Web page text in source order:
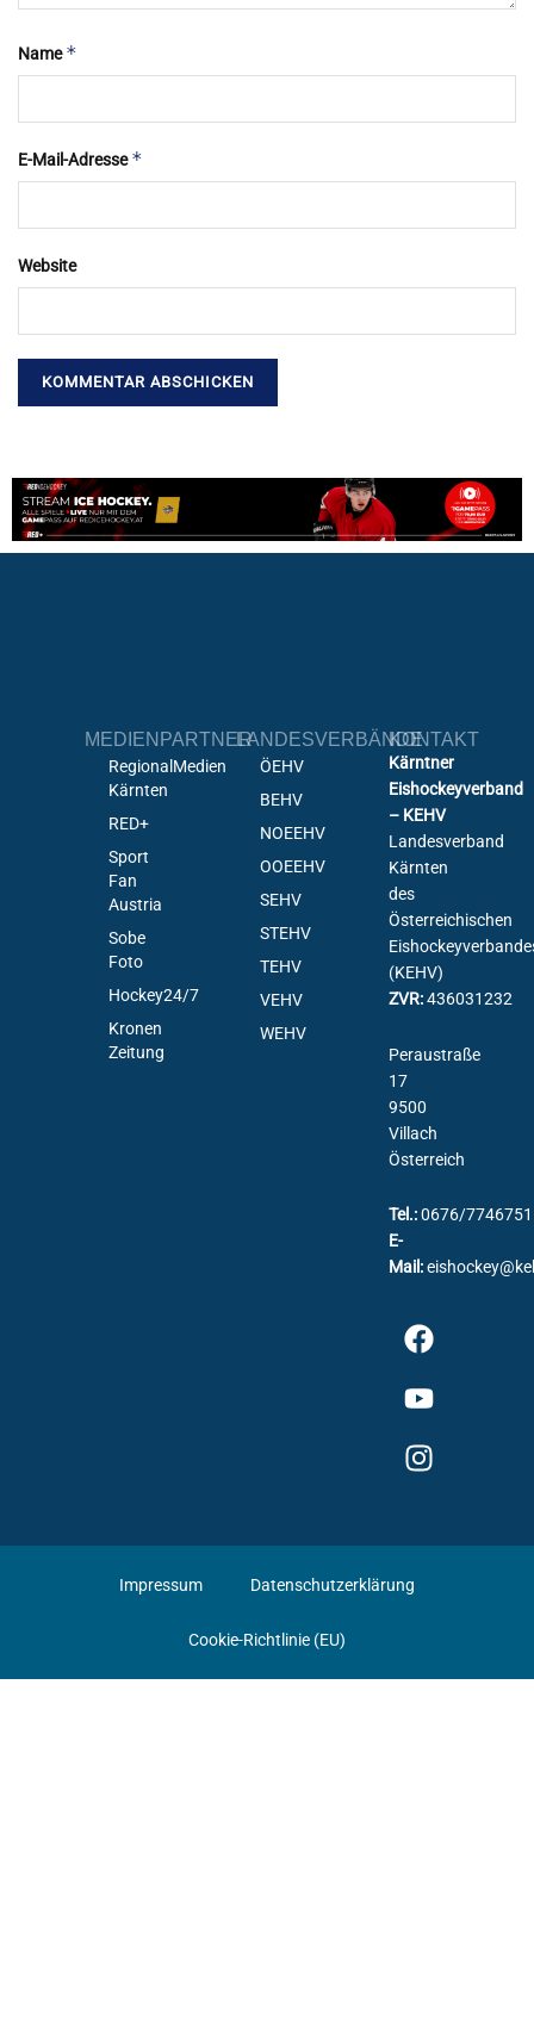
Name*
E-Mail-Adresse*
Website
MEDIENPARTNER
RegionalMedien
Kärnten
RED+
Sport
Fan
Austria
Sobe
Foto
Hockey24/7
Kronen
Zeitung
LANDESVERBÄNDE
ÖEHV
BEHV
NOEEHV
OOEEHV
SEHV
STEHV
TEHV
VEHV
WEHV
KONTAKT
Kärntner
Eishockeyverband
– KEHV
Landesverband
Kärnten
des
Österreichischen
(KEHV)
ZVR:436031232
Peraustraße
17
9500
Villach
Österreich
Tel.:0676/7746751
E-
Mail:
Impressum Datenschutzerklärung
Cookie-Richtlinie (EU)